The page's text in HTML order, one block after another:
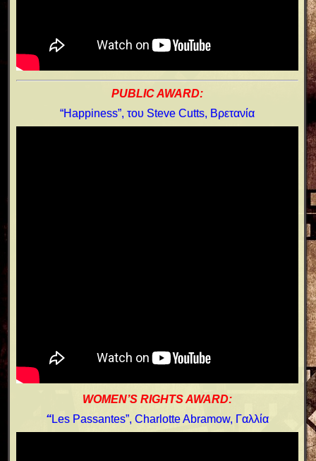
PUBLIC AWARD:
“Happiness”, του Steve Cutts, Βρετανία
WOMEN’S RIGHTS AWARD:
“Les Passantes”, Charlotte Abramow, Γαλλία